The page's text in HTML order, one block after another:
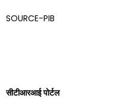
SOURCE-PIB
सीटीआरआई पोर्टल